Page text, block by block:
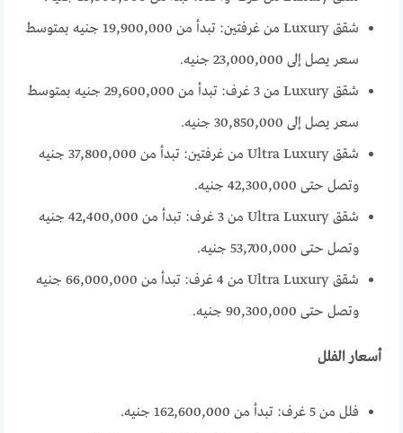
شقق Luxury من غرفتين: تبدأ من 19,900,000 جنيه بمتوسط
سعر يصل إلى 23,000,000 جنيه.
شقق Luxury من 3 غرف: تبدأ من 29,600,000 جنيه بمتوسط
سعر يصل إلى 30,850,000 جنيه.
شقق Ultra Luxury من غرفتين: تبدأ من 37,800,000 جنيه
وتصل حتى 42,300,000 جنيه.
شقق Ultra Luxury من 3 غرف: تبدأ من 42,400,000 جنيه
وتصل حتى 53,700,000 جنيه.
شقق Ultra Luxury من 4 غرف: تبدأ من 66,000,000 جنيه
وتصل حتى 90,300,000 جنيه.
أسعار الفلل
فلل من 5 غرف: تبدأ من 162,600,000 جنيه.